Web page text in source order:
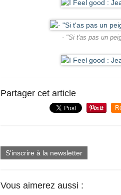
- "Si t'as pas un
Partager cet article
S'inscrire à la newsletter
Vous aimerez aussi :